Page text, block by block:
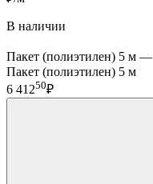
В наличии
Пакет (полиэтилен) 5 м —
Пакет (полиэтилен) 5 м
6 41250₽